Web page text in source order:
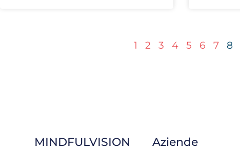
1 2 3 4 5 6 7 8
MINDFULVISION Aziende